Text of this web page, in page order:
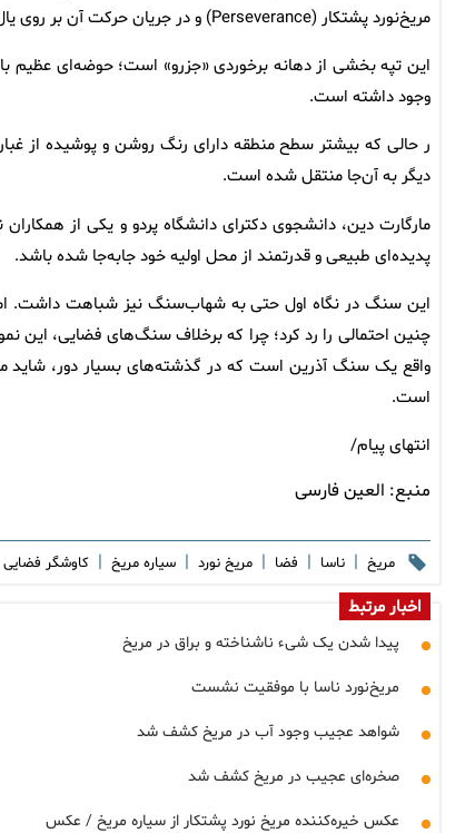
مریخ‌نورد پشتکار (Perseverance) و در جریان حرکت آن بر روی یال «تپه فندق جادویی» (Witch Hazel Hill) کشف شد.
وجود داشته است.
ر حالی که بیشتر سطح منطقه دارای رنگ روشن و پوشیده از
دیگر به آن‌جا منتقل شده است.
مارگارت دین، دانشجوی دکترای دانشگاه پردو و یکی از
پدیده‌ای طبیعی و قدرتمند از محل اولیه خود جابه‌جا شده باشد.
چنین احتمالی را رد کرد؛ چرا که برخلاف سنگ‌های فضایی، این
واقع یک سنگ آذرین است که در گذشته‌های بسیار دور، شاید
است.
انتهای پیام/
منبع: العین فارسی
مریخ | ناسا | فضا | مریخ نورد | سیاره مریخ | کاوشگر فضایی
اخبار مرتبط
پیدا شدن یک شیء ناشناخته و براق در مریخ
مریخ‌نورد ناسا با موفقیت نشست
شواهد عجیب وجود آب در مریخ کشف شد
صخره‌ای عجیب در مریخ کشف شد
عکس خیره‌کننده مریخ نورد پشتکار از سیاره مریخ / عکس